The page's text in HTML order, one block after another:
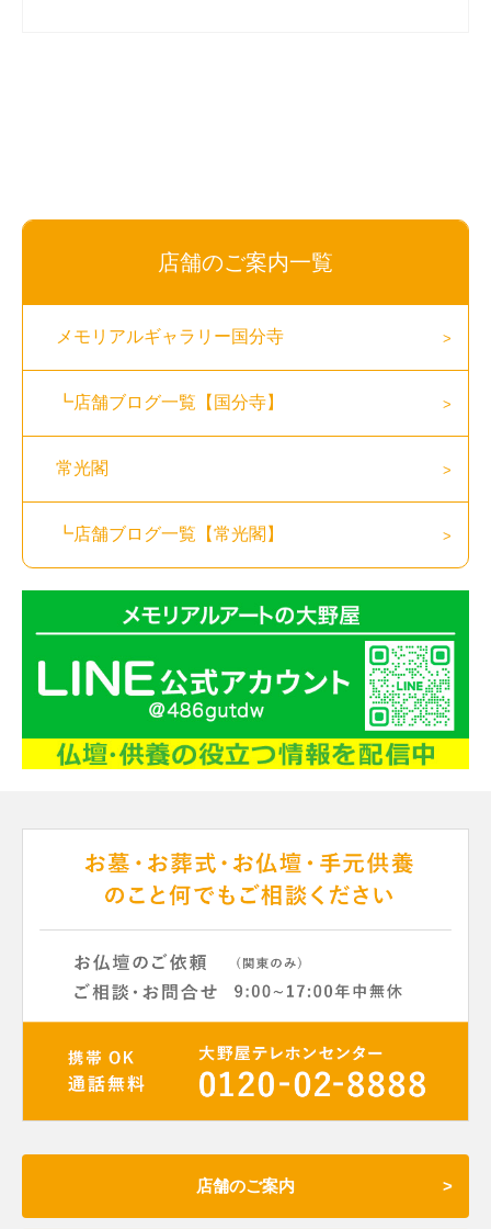
店舗のご案内一覧
メモリアルギャラリー国分寺
┗店舗ブログ一覧【国分寺】
常光閣
┗店舗ブログ一覧【常光閣】
店舗のご案内